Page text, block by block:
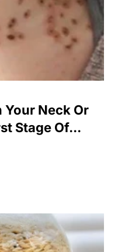
Your Neck Or
Stage Of...